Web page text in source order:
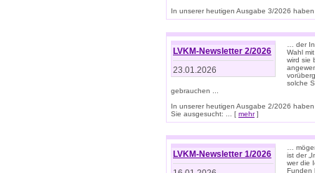
In unserer heutigen Ausgabe 3/2026
LVKM-Newsletter 2/2026
23.01.2026
… der
Wahl
wird sie
solche
gebrauchen ...
In unserer heutigen Ausgabe 2/2026
Sie ausgesucht: ... [ mehr]
LVKM-Newsletter 1/2026
…
ist der
wer die
Funden